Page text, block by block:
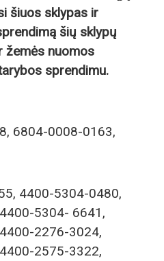
šiuos sklypas ir
šių sklypų
žemės nuomos
tarybos sprendimu.
6804-0008-0163,
4400-5304-0480,
5304- 6641,
2276-3024,
2575-3322,